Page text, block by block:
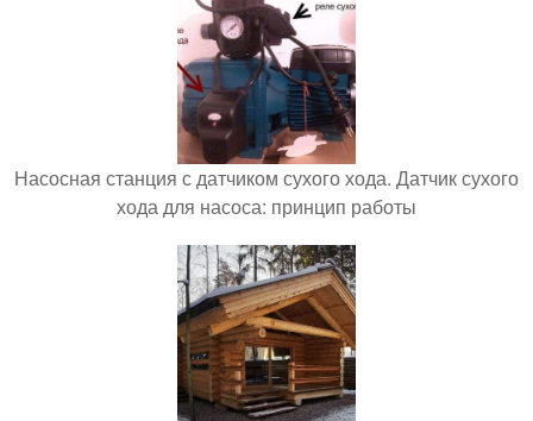
Насосная станция с датчиком сухого хода. Датчик сухого
хода для насоса: принцип работы